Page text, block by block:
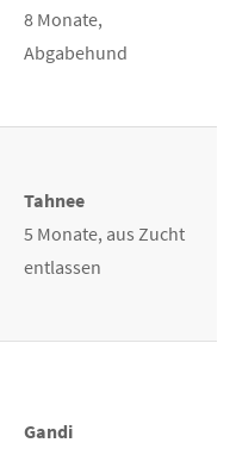
8 Monate,
Abgabehund
Tahnee
5 Monate, aus Zucht
entlassen
Gandi